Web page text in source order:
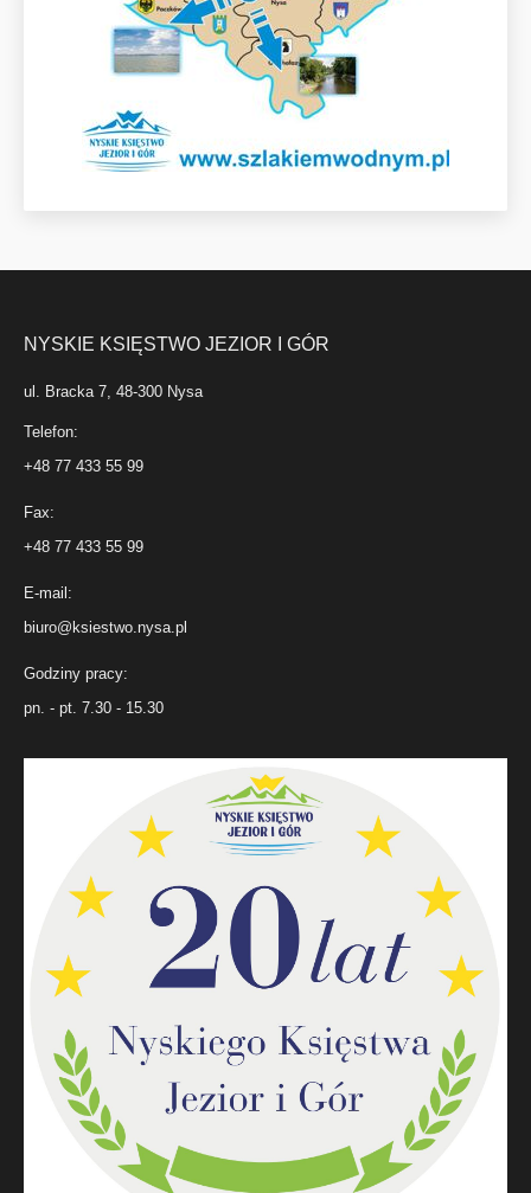
NYSKIE KSIĘSTWO JEZIOR I GÓR
ul. Bracka 7, 48-300 Nysa
Telefon:
+48 77 433 55 99
Fax:
+48 77 433 55 99
E-mail:
biuro@ksiestwo.nysa.pl
Godziny pracy:
pn. - pt. 7.30 - 15.30